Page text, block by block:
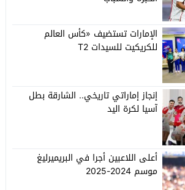
الإمارات تستضيف «كأس العالم
للكريكيت للسيدات T2
إنجاز إماراتي تاريخي.. الشارقة بطل
آسيا لكرة اليد
أعلى اللاعبين أجرا في البريميرليغ
موسم 2024-2025